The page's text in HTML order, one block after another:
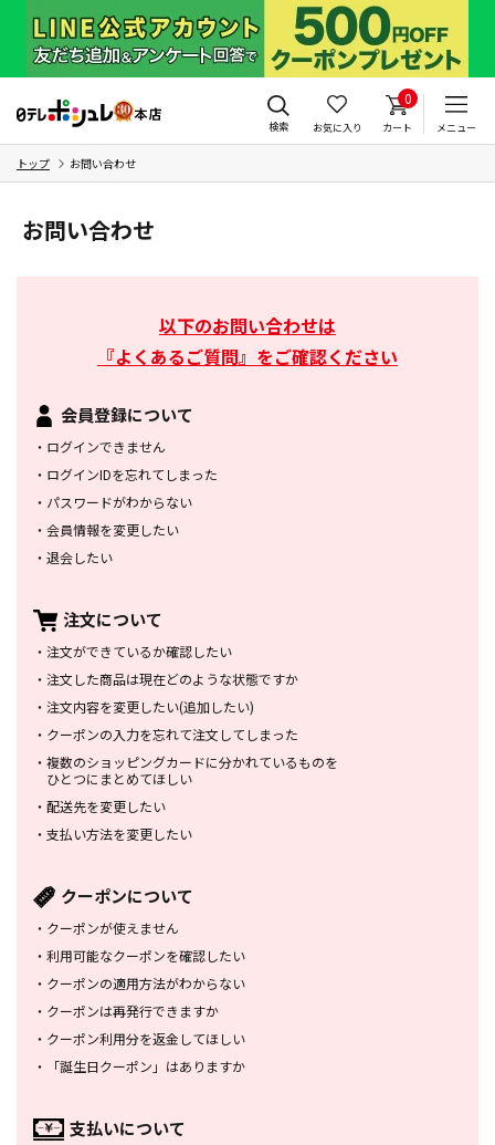
検索 お気に入り
0
カート メニュー
トップ お問い合わせ
お問い合わせ
以下のお問い合わせは
『よくあるご質問』をご確認ください
会員登録について
・ ログインできません
・ ログインIDを忘れてしまった
・ パスワードがわからない
・ 会員情報を変更したい
・ 退会したい
注文について
・ 注文ができているか確認したい
・ 注文した商品は現在どのような状態ですか
・ 注文内容を変更したい(追加したい)
・ クーポンの入力を忘れて注文してしまった
・ 複数のショッピングカードに分かれているものを
ひとつにまとめてほしい
・ 配送先を変更したい
・ 支払い方法を変更したい
クーポンについて
・ クーポンが使えません
・ 利用可能なクーポンを確認したい
・ クーポンの適用方法がわからない
・ クーポンは再発行できますか
・ クーポン利用分を返金してほしい
・
「誕生日クーポン」はありますか
支払いについて